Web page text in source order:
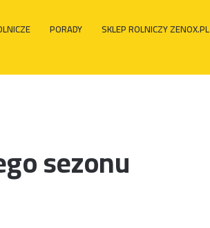
PORADY SKLEP ROLNICZY ZENOX.PL
sezonu